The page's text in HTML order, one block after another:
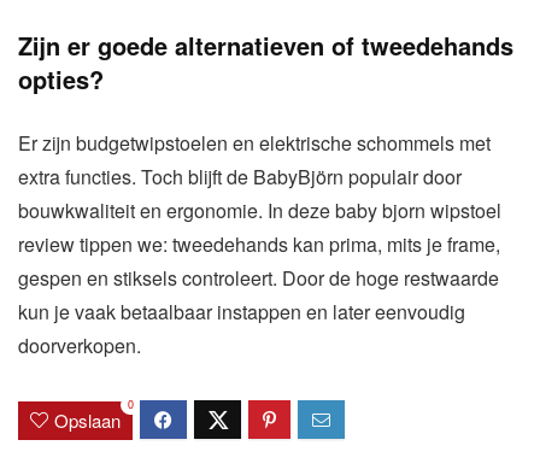
Zijn er goede alternatieven of tweedehands
opties?
Er zijn budgetwipstoelen en elektrische schommels met
extra functies. Toch blijft de BabyBjörn populair door
bouwkwaliteit en ergonomie. In deze baby bjorn wipstoel
review tippen we: tweedehands kan prima, mits je frame,
gespen en stiksels controleert. Door de hoge restwaarde
kun je vaak betaalbaar instappen en later eenvoudig
doorverkopen.
Opslaan
0